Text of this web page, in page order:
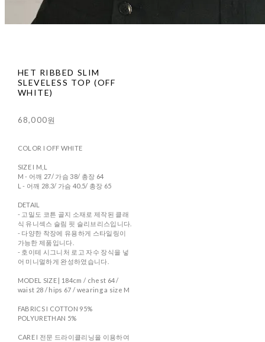
HET RIBBED SLIM
SLEVELESS TOP (OFF
WHITE)
68,000원
COLOR I OFF WHITE
SIZE I M,L
M - 어깨 27/ 가슴 38/ 총장 64
L - 어깨 28.3/ 가슴 40.5/ 총장 65
DETAIL
- 고밀도 코튼 골지 소재로 제작된 클래
식 유니섹스 슬림 핏 슬리브리스입니다.
- 다양한 착장에 유용하게 스타일링이
가능한 제품입니다.
- 호이테 시그니처 로고 자수 장식을 넣
어 미니멀하게 완성하였습니다.
MODEL SIZE | 184cm / chest 64 /
waist 28 / hips 67 / wearing a size M
FABRICS I COTTON 95%
POLYURETHAN 5%
CARE I 전문 드라이클리닝을 이용하여